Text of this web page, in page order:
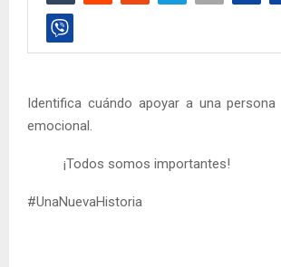
Identifica cuándo apoyar a una
emocional.
¡Todos somos importantes!
#UnaNuevaHistoria